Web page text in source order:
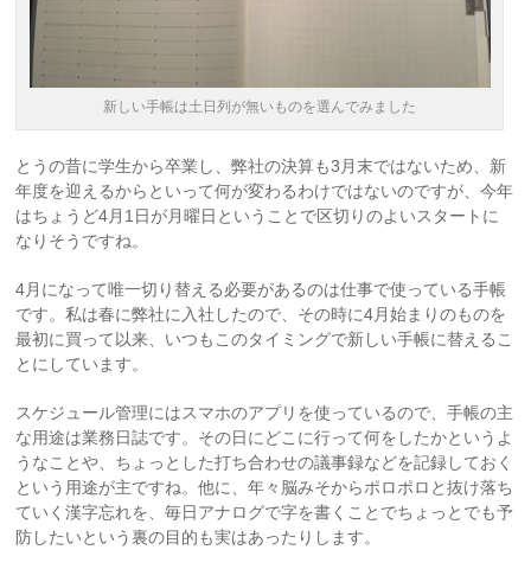
新しい手帳は土日列が無いものを選んでみました
とうの昔に学生から卒業し、弊社の決算も3月末ではないため、新
年度を迎えるからといって何が変わるわけではないのですが、今年
はちょうど4月1日が月曜日ということで区切りのよいスタートに
なりそうですね。
4月になって唯一切り替える必要があるのは仕事で使っている手帳
です。私は春に弊社に入社したので、その時に4月始まりのものを
最初に買って以来、いつもこのタイミングで新しい手帳に替えるこ
とにしています。
スケジュール管理にはスマホのアプリを使っているので、手帳の主
な用途は業務日誌です。その日にどこに行って何をしたかというよ
うなことや、ちょっとした打ち合わせの議事録などを記録しておく
という用途が主ですね。他に、年々脳みそからポロポロと抜け落ち
ていく漢字忘れを、毎日アナログで字を書くことでちょっとでも予
防したいという裏の目的も実はあったりします。